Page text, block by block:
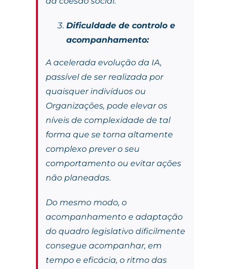
Dificuldade de controlo e
acompanhamento:
A acelerada evolução da IA,
passível de ser realizada por
quaisquer indivíduos ou
Organizações, pode elevar os
níveis de complexidade de tal
forma que se torna altamente
complexo prever o seu
comportamento ou evitar ações
não planeadas.
Do mesmo modo, o
acompanhamento e adaptação
do quadro legislativo dificilmente
consegue acompanhar, em
tempo e eficácia, o ritmo das